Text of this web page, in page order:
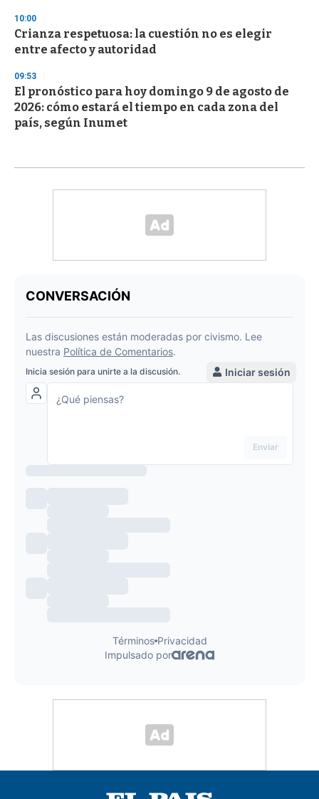
10:00
Crianza respetuosa: la cuestión no es elegir
entre afecto y autoridad
09:53
El pronóstico para hoy domingo 9 de agosto de
2026: cómo estará el tiempo en cada zona del
país, según Inumet